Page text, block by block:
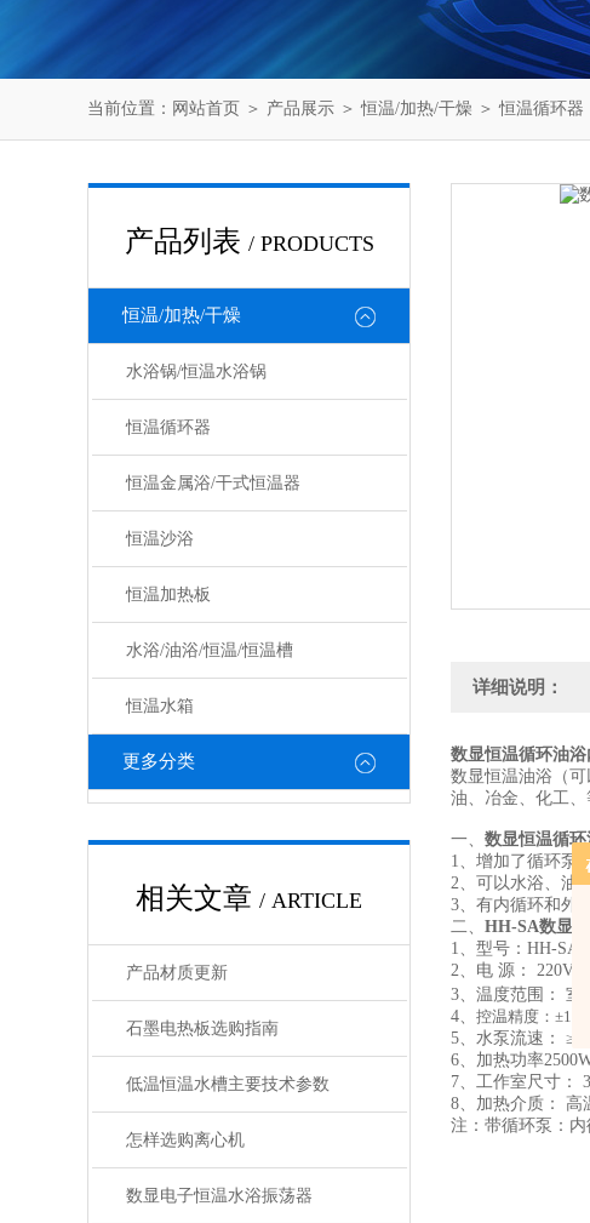
当前位置： 网站首页 ＞ 产品展示 ＞恒温/加热/干燥 ＞恒温循环器
产品列表 / PRODUCTS
恒温/加热/干燥
水浴锅/恒温水浴锅
恒温循环器
恒温金属浴/干式恒温器
恒温沙浴
恒温加热板
水浴/油浴/恒温/恒温槽
恒温水箱
更多分类
相关文章 / ARTICLE
产品材质更新
石墨电热板选购指南
低温恒温水槽主要技术参数
怎样选购离心机
数显电子恒温水浴振荡器
详细说明：
数显恒温循环油
数显恒温油浴（
油、冶金、化工、
一、 数显恒温循
1、增加了循环泵
2、可以水浴、油
3、有内循环和外
二、 HH-SA数显
1、型号：HH-SA
2、 电 源：
220V
3、 温度范围： 室温
4、 控温精度： ±1℃
5、水泵流速：
6、加热功率
7、工作室尺寸：
8、加热介质：
高
注：带循环泵：内